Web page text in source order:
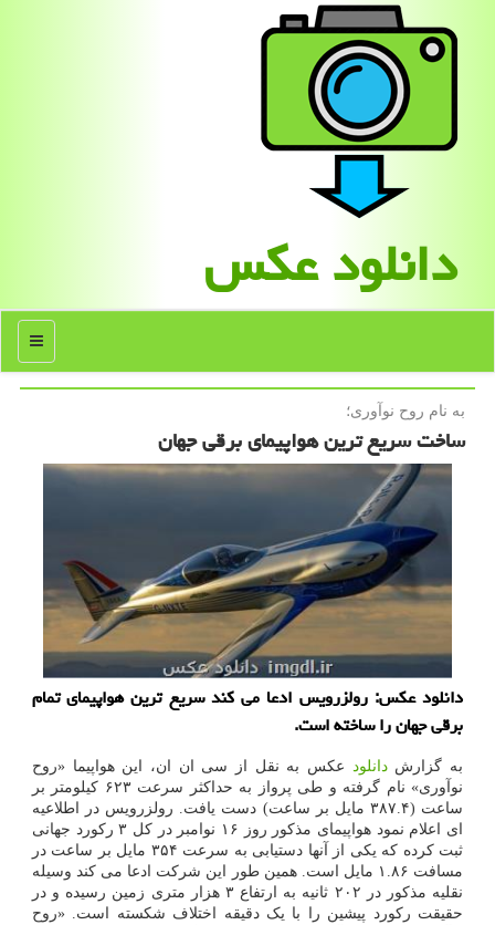
دانلود عكس
منو
به نام روح نوآوری؛
ساخت سریع ترین هواپیمای برقی جهان
دانلود عکس: رولزرویس ادعا می کند سریع ترین هواپیمای تمام
برقی جهان را ساخته است.
به گزارشدانلود عکس به نقل از سی ان ان، این هواپیما «روح
نوآوری» نام گرفته و طی پرواز به حداکثر سرعت ۶۲۳ کیلومتر بر
ساعت (۳۸۷.۴ مایل بر ساعت) دست یافت. رولزرویس در اطلاعیه
ای اعلام نمود هواپیمای مذکور روز ۱۶ نوامبر در کل ۳ رکورد جهانی
ثبت کرده که یکی از آنها دستیابی به سرعت ۳۵۴ مایل بر ساعت در
مسافت ۱.۸۶ مایل است. همین طور این شرکت ادعا می کند وسیله
نقلیه مذکور در ۲۰۲ ثانیه به ارتفاع ۳ هزار متری زمین رسیده و در
حقیقت رکورد پیشین را با یک دقیقه اختلاف شکسته است. «روح